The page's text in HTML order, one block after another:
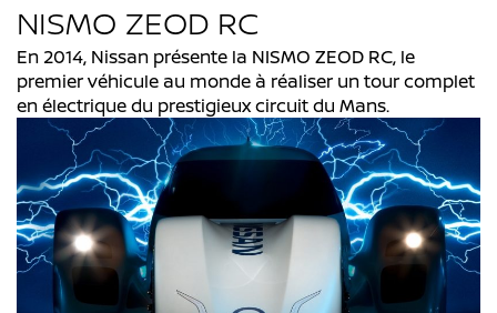
NISMO ZEOD RC
En 2014, Nissan présente la NISMO ZEOD RC, le
premier véhicule au monde à réaliser un tour complet
en électrique du prestigieux circuit du Mans.